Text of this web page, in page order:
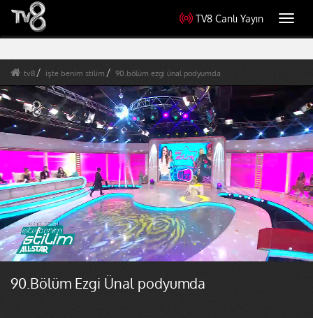
TV8 Canlı Yayın
tv8 işte benim stilim 90.bölüm ezgi ünal podyumda
90.Bölüm Ezgi Ünal podyumda